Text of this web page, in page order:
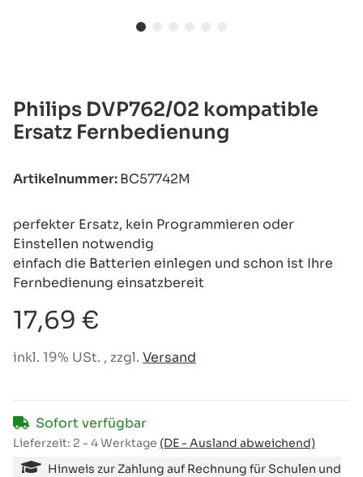
Philips DVP762/02 kompatible
Ersatz Fernbedienung
Artikelnummer:BC57742M
perfekter Ersatz, kein Programmieren oder
Einstellen notwendig
einfach die Batterien einlegen und schon ist Ihre
Fernbedienung einsatzbereit
17,69 €
inkl. 19% USt. , zzgl. Versand
Sofort verfügbar
Lieferzeit: 2 - 4 Werktage (DE - Ausland abweichend)
Hinweis zur Zahlung auf Rechnung für Schulen und